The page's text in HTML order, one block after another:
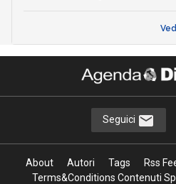
Seguici
About Autori Tags Rss
Terms&Conditions Contenuti